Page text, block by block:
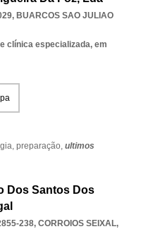
, BUARCOS SAO JULIAO
clínica especializada, em
preparação, ultimos
Dos Santos Dos
238, CORROIOS SEIXAL,